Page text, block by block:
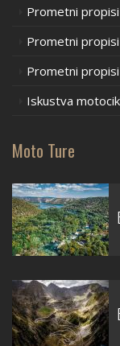
Prometni
Prometni propisi
Prometni
Iskustva
Moto Ture